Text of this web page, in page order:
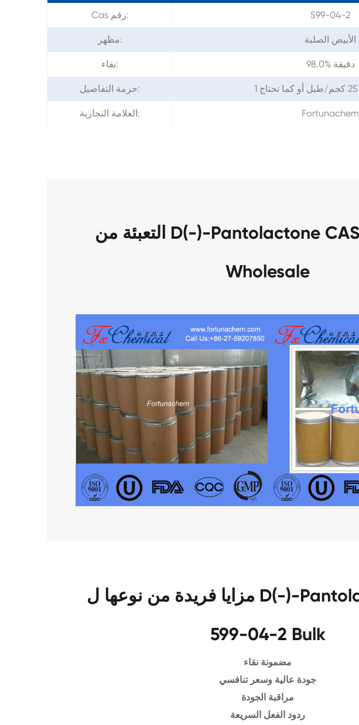
Cas رقم: 599-04-2
مظهر: الأبيض الصلبة
نقاء: 98.0% دقيقة
حزمة التفاصيل:
العلامة التجارية: Fortunachem
التعبئة من D(-)-Pantolactone CAS 599-04-2
Wholesale
مزايا فريدة من نوعها ل D(-)-Pantolactone CAS
599-04-2 Bulk
مضمونة نقاء
جودة عالية وسعر تنافسي
مراقبة الجودة
ردود الفعل السريعة